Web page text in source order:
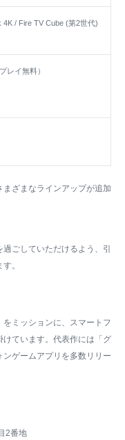
4K / Fire TV Cube (第2世代)
レイ無料）
ざまなラインアップが追加
ごしていただけるよう、引
。
ミッションに、スマートフ
けています。代表作には「グ
ゲームアプリを多数リリー
2番地